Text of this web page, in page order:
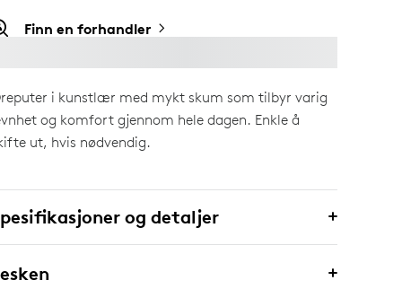
Finn en forhandler
i kunstlær med mykt skum som tilbyr varig
og komfort gjennom hele dagen. Enkle å
ut, hvis nødvendig.
og detaljer